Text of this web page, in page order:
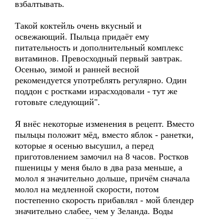
взбалтывать.
Такой коктейль очень вкусный и
освежающий. Пыльца придаёт ему
питательность и дополнительный комплекс
витаминов. Превосходный первый завтрак.
Осенью, зимой и ранней весной
рекомендуется употреблять регулярно. Один
поддон с ростками израсходовали - тут же
готовьте следующий".
Я внёс некоторые изменения в рецепт. Вместо
пыльцы положит мёд, вместо яблок - ранетки,
которые я осенью высушил, а перед
приготовлением замочил на 8 часов. Ростков
пшеницы у меня было в два раза меньше, а
молол я значительно дольше, причём сначала
молол на медленной скорости, потом
постепенно скорость прибавлял - мой блендер
значительно слабее, чем у Зеланда. Воды